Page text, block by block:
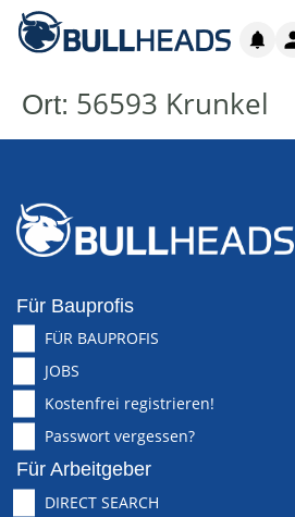
Ort: 56593 Krunkel
Für Bauprofis
FÜR BAUPROFIS
JOBS
Kostenfrei registrieren!
Passwort vergessen?
Für Arbeitgeber
DIRECT SEARCH